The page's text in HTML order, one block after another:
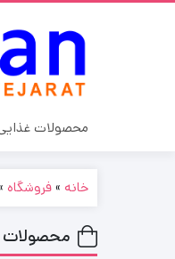
محصولات
آب نبات
آدامس و
سیاست حریم
نحوه ارسال
خانه »فروشگاه
محصولات